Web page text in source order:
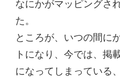
なにかがマッピングさ
た。
ところが、いつの間に
トになり、今では、掲
になってしまっている、